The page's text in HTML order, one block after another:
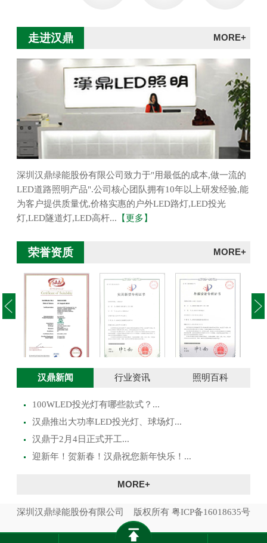
走进汉鼎 MORE+
深圳汉鼎绿能股份有限公司致力于"用最低的成本,做一流的
LED道路照明产品".公司核心团队拥有10年以上研发经验,能
为客户提供质量优,价格实惠的户外LED路灯,LED投光
灯,LED隧道灯,LED高杆... 【更多】
荣誉资质 MORE+
澳大利亚SAA证
书
投光灯实用新型
投光灯外观设计
汉鼎新闻 行业资讯 照明百科
100WLED投光灯有哪些款式？...
​汉鼎推出大功率LED投光灯、球场灯...
汉鼎于2月4日正式开工...
迎新年！贺新春！汉鼎祝您新年快乐！...
MORE+
深圳汉鼎绿能股份有限公司 版权所有 粤ICP备16018635号